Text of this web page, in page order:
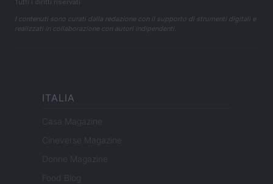
Tutti i diritti riservati
I contenuti sono curati dalla redazione con il supporto di strumenti digitali e
realizzati in collaborazione con autori indipendenti.
ITALIA
Casa Magazine
Cineverse Magazine
Donne Magazine
Food Blog